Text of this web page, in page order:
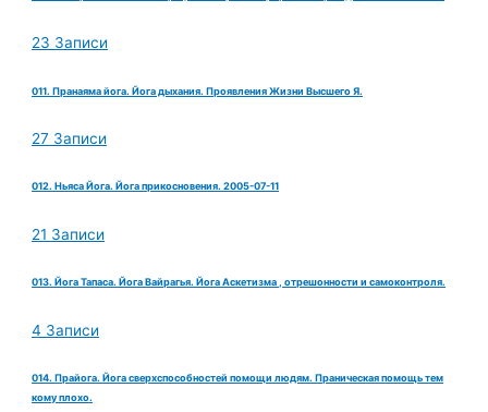
23 Записи
011. Пранаяма йога. Йога дыхания. Проявления Жизни Высшего Я.
27 Записи
012. Ньяса Йога. Йога прикосновения. 2005-07-11
21 Записи
013. Йога Тапаса. Йога Вайрагья. Йога Аскетизма , отрешонности и самоконтроля.
4 Записи
014. Прайога. Йога сверхспособностей помощи людям. Праническая помощь тем
кому плохо.